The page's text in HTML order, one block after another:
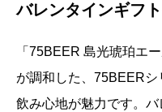
バレンタインギフ
「75BEER 島光琥珀エ
が調和した、75BEER
飲み心地が魅力です。